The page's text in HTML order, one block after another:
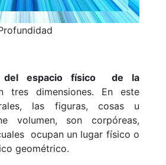
del espacio físico de la
tres dimensiones. En este
las figuras, cosas u
volumen, son corpóreas,
ocupan un lugar físico o
geométrico.